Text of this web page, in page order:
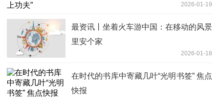
2026-01-19
最资讯丨坐着火车游中国：在移动的风景
里安个家
2026-01-18
在时代的书库中寄藏几叶“光明书签” 焦点
快报